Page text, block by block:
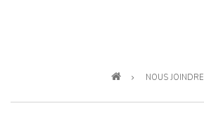
NOUS JOINDRE